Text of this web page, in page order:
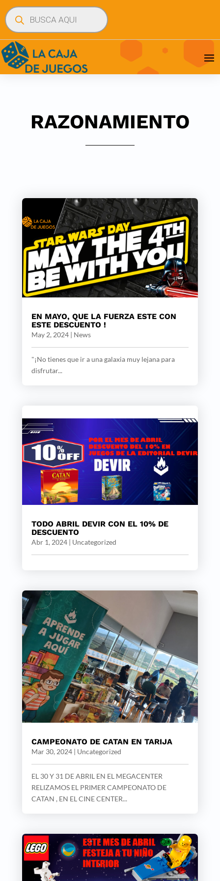
Búsqueda
de
productos
RAZONAMIENTO
EN MAYO, QUE LA FUERZA ESTE CON
ESTE DESCUENTO !
May 2, 2024| News
"¡No tienes que ir a una galaxia muy lejana para
disfrutar...
TODO ABRIL DEVIR CON EL 10% DE
DESCUENTO
Abr 1, 2024| Uncategorized
CAMPEONATO DE CATAN EN TARIJA
Mar 30, 2024| Uncategorized
EL 30 Y 31 DE ABRIL EN EL MEGACENTER
RELIZAMOS EL PRIMER CAMPEONATO DE
CATAN , EN EL CINE CENTER...